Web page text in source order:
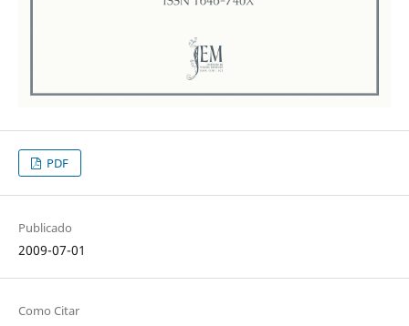
PDF
Publicado
2009-07-01
Como Citar